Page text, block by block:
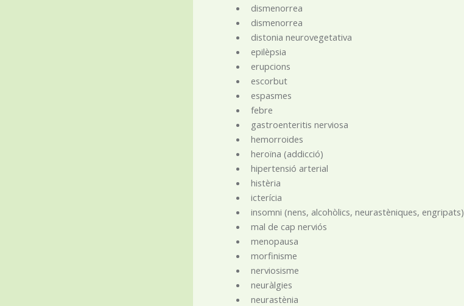
dismenorrea
dismenorrea
distonia neurovegetativa
epilèpsia
erupcions
escorbut
espasmes
febre
gastroenteritis nerviosa
hemorroides
heroïna (addicció)
hipertensió arterial
histèria
icterícia
insomni (nens, alcohòlics, neurastèniques, engripats)
mal de cap nerviós
menopausa
morfinisme
nerviosisme
neuràlgies
neurastènia